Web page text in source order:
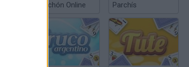
Chinchón Online Parchís